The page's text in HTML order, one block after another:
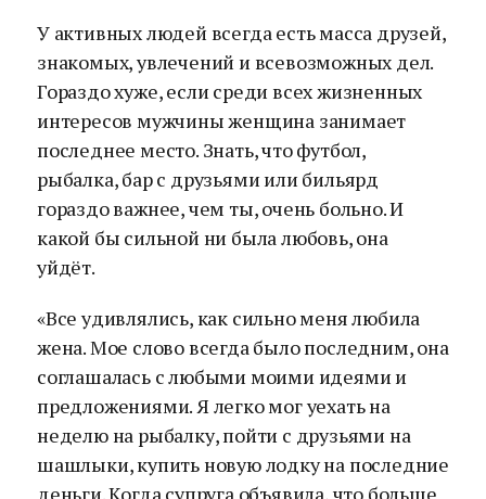
У активных людей всегда есть масса друзей,
знакомых, увлечений и всевозможных дел.
Гораздо хуже, если среди всех жизненных
интересов мужчины женщина занимает
последнее место. Знать, что футбол,
рыбалка, бар с друзьями или бильярд
гораздо важнее, чем ты, очень больно. И
какой бы сильной ни была любовь, она
уйдёт.
«Все удивлялись, как сильно меня любила
жена. Мое слово всегда было последним, она
соглашалась с любыми моими идеями и
предложениями. Я легко мог уехать на
неделю на рыбалку, пойти с друзьями на
шашлыки, купить новую лодку на последние
деньги. Когда супруга объявила, что больше